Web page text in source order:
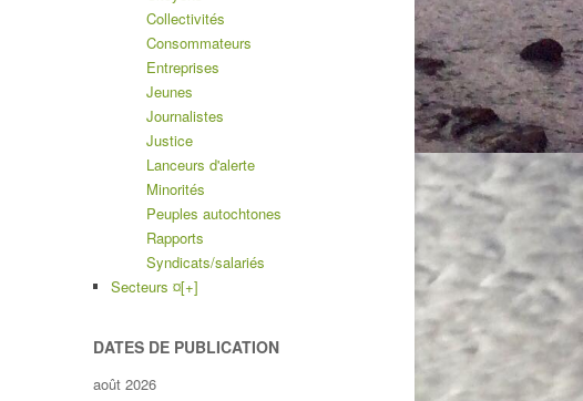
Collectivités
Consommateurs
Entreprises
Jeunes
Journalistes
Justice
Lanceurs d'alerte
Minorités
Peuples autochtones
Rapports
Syndicats/salariés
Secteurs ¤[+]
DATES DE PUBLICATION
août 2026